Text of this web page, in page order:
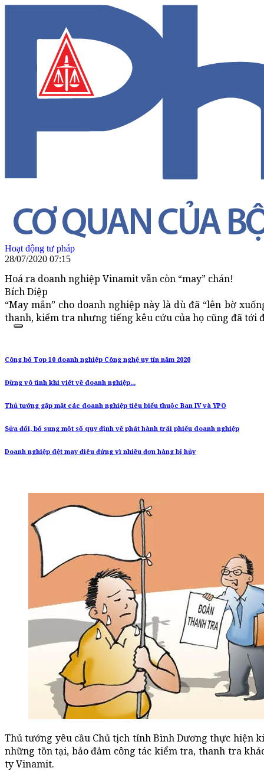
Hoạt động tư pháp
28/07/2020 07:15
Hoá ra doanh nghiệp Vinamit vẫn còn “may” chán!
Bích Diệp
“May mắn” cho doanh nghiệp này là dù đã “lên bờ
thanh, kiểm tra nhưng tiếng kêu cứu của họ cũng đã tới
Công bố Top 10 doanh nghiệp Công nghệ uy tín năm 2020
Đừng vô tình khi viết về doanh nghiệp...
Thủ tướng gặp mặt các doanh nghiệp tiêu biểu thuộc Ban IV và YPO
Sửa đổi, bổ sung một số quy định về phát hành trái phiếu doanh nghiệp
Doanh nghiệp dệt may điêu đứng vì nhiều đơn hàng bị hủy
Thủ tướng yêu cầu Chủ tịch tỉnh Bình Dương thực hiện
những tồn tại, bảo đảm công tác kiểm tra, thanh tra
ty Vinamit.